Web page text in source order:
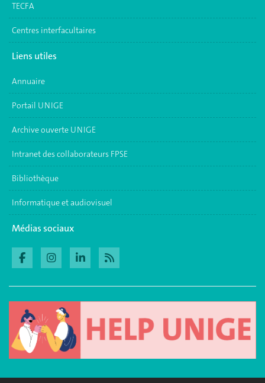
TECFA
Centres interfacultaires
Liens utiles
Annuaire
Portail UNIGE
Archive ouverte UNIGE
Intranet des collaborateurs FPSE
Bibliothèque
Informatique et audiovisuel
Médias sociaux